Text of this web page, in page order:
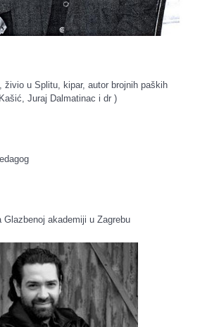
živio u Splitu, kipar, autor brojnih paških
Juraj Dalmatinac i dr )
Glazbenoj akademiji u Zagrebu